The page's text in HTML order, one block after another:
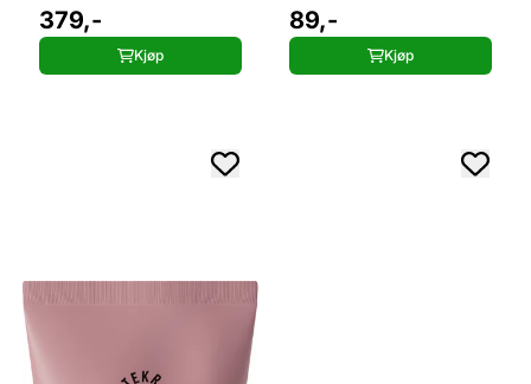
379,-
Kjøp
Lemongrass 300 ml
89,-
Kjøp